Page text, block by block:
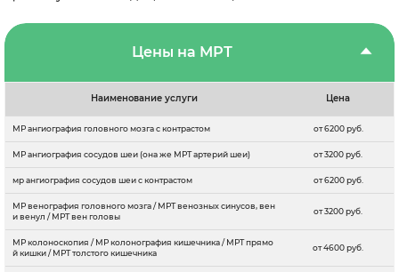
Цены на МРТ
Наименование услуги Цена
МР ангиография головного мозга с контрастом от 6200 руб.
МР ангиография сосудов шеи (она же МРТ артерий шеи) от 3200 руб.
мр ангиография сосудов шеи с контрастом от 6200 руб.
МР венография головного мозга / МРТ венозных синусов, вен
и венул / МРТ вен головы
от 3200 руб.
МР колоноскопия / МР колонография кишечника / МРТ прямо
й кишки / МРТ толстого кишечника
от 4600 руб.